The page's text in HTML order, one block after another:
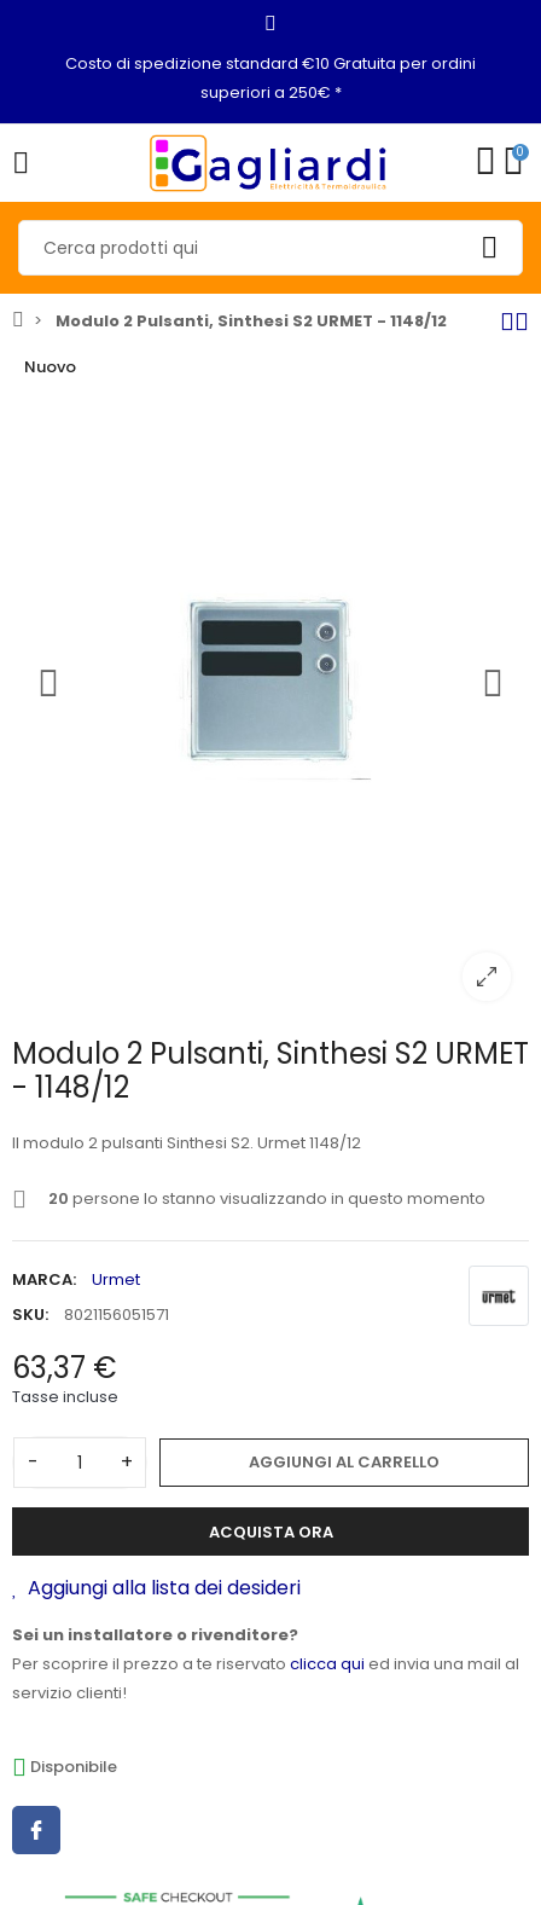
Costo di spedizione standard €10 Gratuita per ordini
superiori a 250€ *
0
Modulo 2 Pulsanti, Sinthesi S2 URMET - 1148/12
Nuovo
Modulo 2 Pulsanti, Sinthesi S2 URMET
- 1148/12
Il modulo 2 pulsanti Sinthesi S2. Urmet 1148/12
20 persone lo stanno visualizzando in questo momento
MARCA:
Urmet
SKU:
8021156051571
63,37 €
Tasse incluse
- + AGGIUNGI AL CARRELLO
ACQUISTA ORA
Aggiungi alla lista dei desideri
Sei un installatore o rivenditore?
Per scoprire il prezzo a te riservato clicca qui ed invia una mail al
servizio clienti!
Disponibile